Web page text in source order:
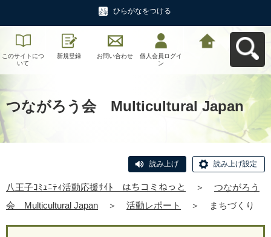
ひらがなをつける
このサイトにつ
いて
新規登録 お問い合わせ
個人会員ログイ
ン
つながろう会 Multicultural Japan
読み上げ 読み上げ設定
八王子ｺﾐｭﾆﾃｨ活動応援ｻｲﾄ はちコミねっと ＞
つながろう
会 Multicultural Japan
＞ 活動レポート ＞ まちづくり